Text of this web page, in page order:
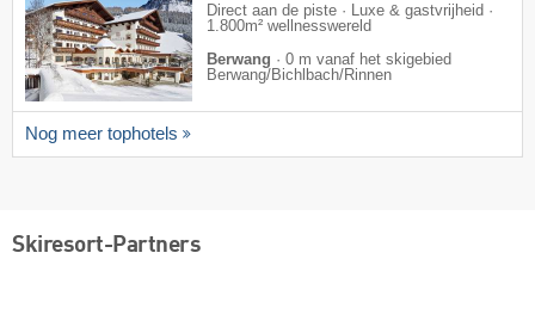
Direct aan de piste · Luxe & gastvrijheid ·
1.800m² wellnesswereld
Berwang · 0 m vanaf het skigebied
Berwang/​Bichlbach/​Rinnen
Nog meer tophotels
Skiresort-Partners